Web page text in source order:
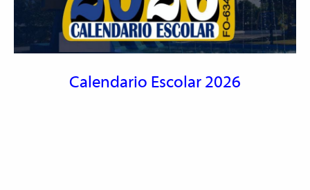
Calendario Escolar 2026